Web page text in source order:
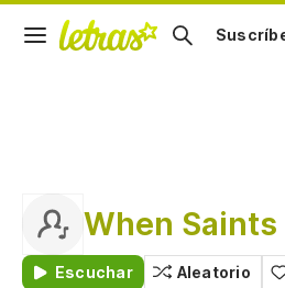
When
Escuchar Aleatorio